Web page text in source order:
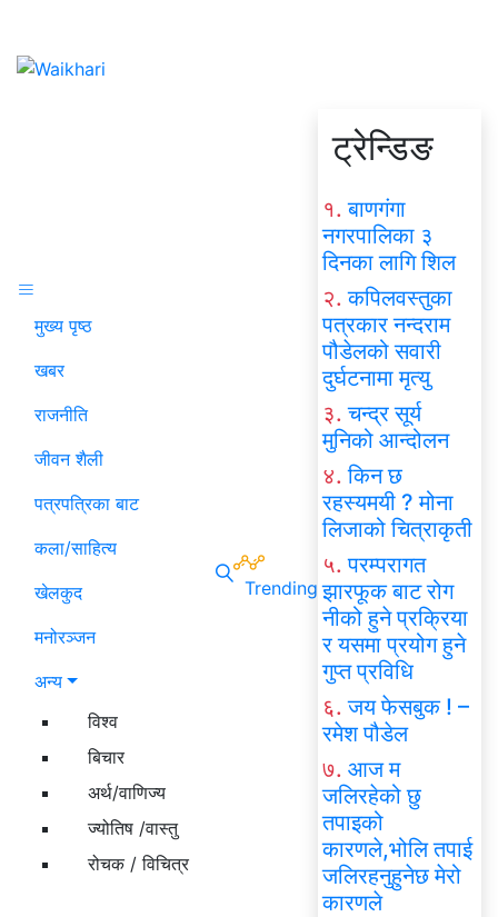
मुख्य पृष्ठ
खबर
राजनीति
जीवन शैली
पत्रपत्रिका बाट
कला/साहित्य
खेलकुद
मनोरञ्जन
अन्य
विश्व
बिचार
अर्थ/वाणिज्य
ज्योतिष /वास्तु
रोचक / विचित्र
Trending
ट्रेन्डिङ
१. बाणगंगा
नगरपालिका ३
दिनका लागि शिल
२. कपिलवस्तुका
पत्रकार नन्दराम
पौडेलको सवारी
दुर्घटनामा मृत्यु
३. चन्द्र सूर्य
मुनिको आन्दोलन
४. किन छ
रहस्यमयी ? मोना
लिजाको चित्राकृती
५. परम्परागत
झारफूक बाट रोग
नीको हुने प्रक्रिया
र यसमा प्रयोग हुने
गुप्त प्रविधि
६. जय फेसबुक ! –
रमेश पौडेल
७. आज म
जलिरहेको छु
तपाइको
कारणले,भोलि तपाई
जलिरहनुहुनेछ मेरो
कारणले